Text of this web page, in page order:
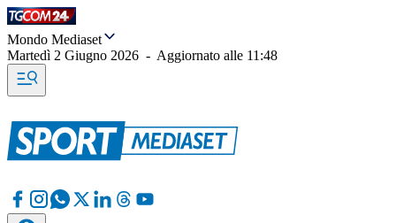
Mondo Mediaset
Martedì 2 Giugno 2026 - Aggiornato alle 11:48